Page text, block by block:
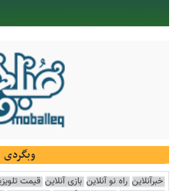
وبگردی
خبرآنلاین راه نو آنلاین بازی آنلاین قیمت